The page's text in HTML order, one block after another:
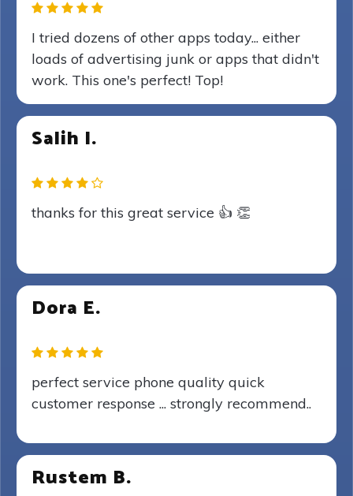
I tried dozens of other apps today... either
loads of advertising junk or apps that didn't
work. This one's perfect! Top!
Salih I.
thanks for this great service 👍 👏
Dora E.
perfect service phone quality quick
customer response ... strongly recommend..
Rustem B.